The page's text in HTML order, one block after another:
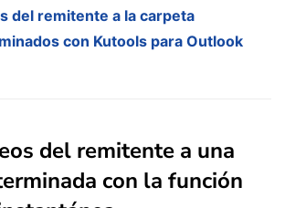
del remitente a la carpeta
con Kutools para Outlook
del remitente a una
con la función